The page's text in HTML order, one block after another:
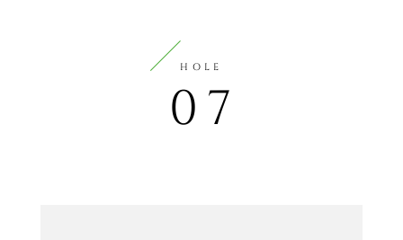
HOLE
07